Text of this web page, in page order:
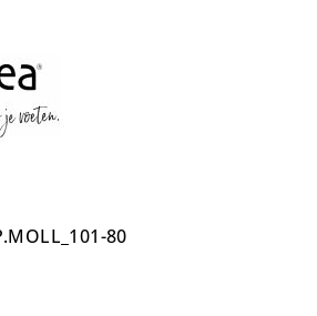
80